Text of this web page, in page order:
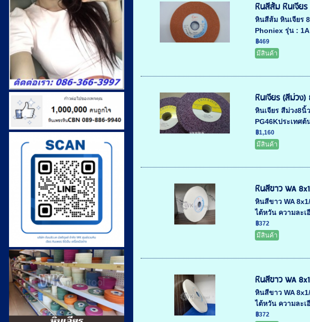
หินสีส้ม หินเจีย
หินสีส้ม หินเจียร
Phoniex รุ่น :
฿469
มีสินค้า
หินเจียร (สีม่วง
หินเจียร สีม่วง8นิ้
PG46Kประเทศต้
฿1,160
มีสินค้า
หินสีขาว WA
หินสีขาว WA
ไต้หวัน ความละเ
฿372
มีสินค้า
หินสีขาว WA
หินสีขาว WA
ไต้หวัน ความละเ
฿372